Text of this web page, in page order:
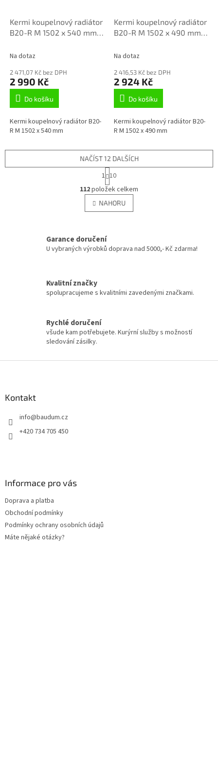
Kermi koupelnový radiátor
B20-R M 1502 x 540 mm
Na dotaz
2 471,07 Kč bez DPH
2 990 Kč
Do košíku
Kermi koupelnový radiátor B20-
R M 1502 x 540 mm
Kermi koupelnový radiátor
B20-R M 1502 x 490 mm
Na dotaz
2 416,53 Kč bez DPH
2 924 Kč
Do košíku
Kermi koupelnový radiátor B20-
R M 1502 x 490 mm
O
v
l
á
í
y
i
NAČÍST 12 DALŠÍCH
S
t
r
á
n
k
n
í
1 10
112položek celkem
NAHORU
Garance doručení
U vybraných výrobků doprava nad 5000,- Kč zdarma!
Kvalitní značky
spolupracujeme s kvalitními zavedenými značkami.
Rychlé doručení
všude kam potřebujete. Kurýrní služby s možností
sledování zásilky.
Kontakt
info@baudum.cz
+420 734 705 450
Informace pro vás
Doprava a platba
Obchodní podmínky
Podmínky ochrany osobních údajů
Máte nějaké otázky?